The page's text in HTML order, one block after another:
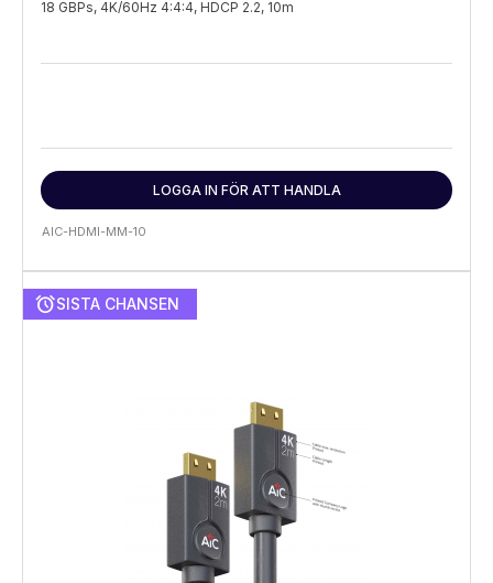
18 GBPs, 4K/60Hz 4:4:4, HDCP 2.2, 10m
LOGGA IN FÖR ATT HANDLA
AIC-HDMI-MM-10
alarmSISTA CHANSEN